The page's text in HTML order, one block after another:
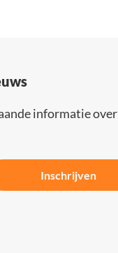
informatie over
Inschrijven